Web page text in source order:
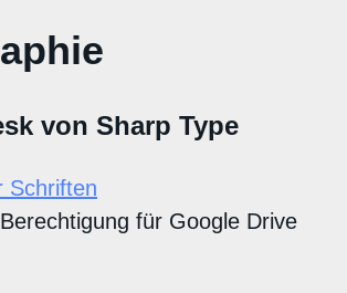
von Sharp Type
Schriften
für Google Drive